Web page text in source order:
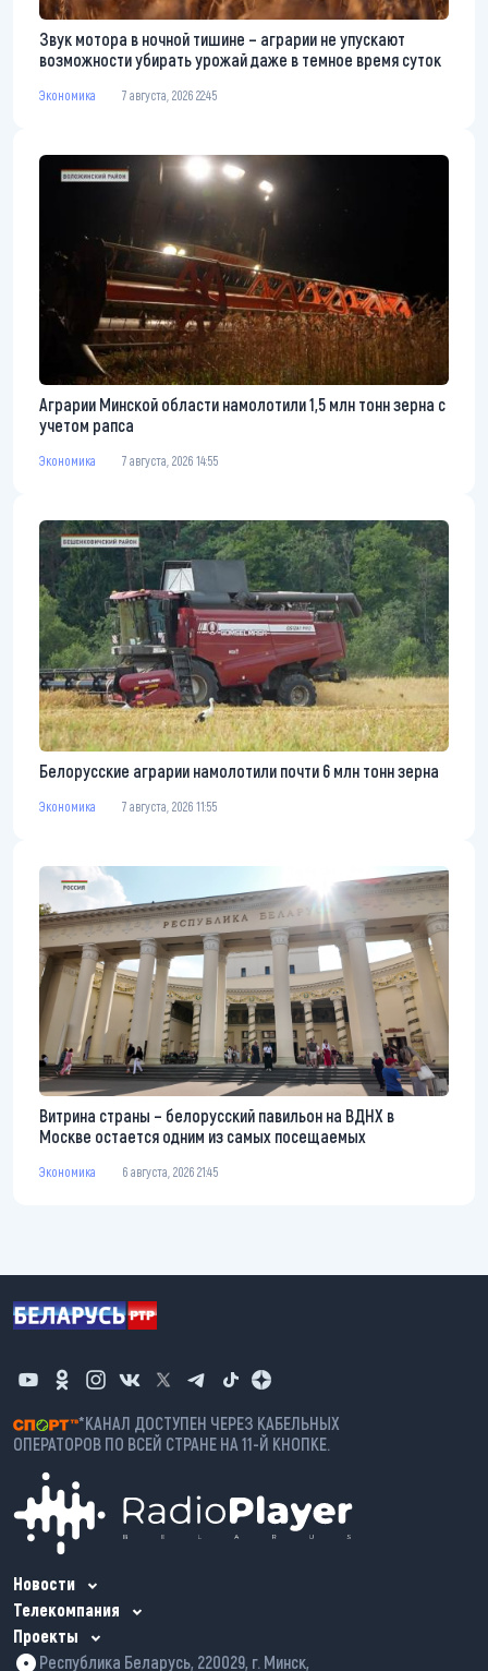
Звук мотора в ночной тишине – аграрии не упускают
возможности убирать урожай даже в темное время суток
Экономика 7 августа, 2026 22:45
Аграрии Минской области намолотили 1,5 млн тонн зерна с
учетом рапса
Экономика 7 августа, 2026 14:55
Белорусские аграрии намолотили почти 6 млн тонн зерна
Экономика 7 августа, 2026 11:55
Витрина страны – белорусский павильон на ВДНХ в
Москве остается одним из самых посещаемых
Экономика 6 августа, 2026 21:45
*КАНАЛ ДОСТУПЕН ЧЕРЕЗ КАБЕЛЬНЫХ
ОПЕРАТОРОВ ПО ВСЕЙ СТРАНЕ НА 11-Й КНОПКЕ.
Новости
Телекомпания
Проекты
Республика Беларусь, 220029, г. Минск,